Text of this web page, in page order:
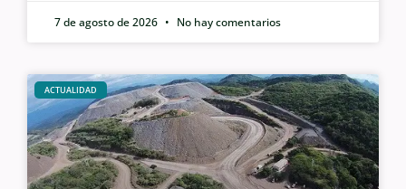
7 de agosto de 2026
No hay comentarios
ACTUALIDAD